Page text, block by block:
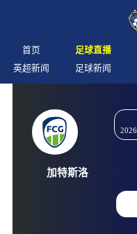
首页 足球直播
英超新闻
足球新闻